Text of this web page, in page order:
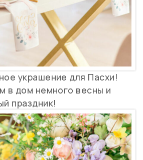
украшение для Пасхи!
в дом немного весны и
праздник!